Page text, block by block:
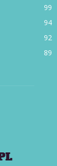
99
94
92
89